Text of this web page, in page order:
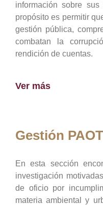
información sobre
propósito es permitir
gestión pública,
combatan la
rendición de cuentas.
Ver más
Gestión PAOT
En esta sección
investigación
de oficio por
materia ambiental y